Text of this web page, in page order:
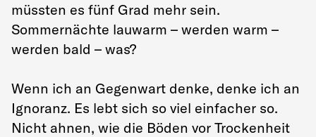
müssten es fünf Grad mehr sein.
Sommernächte lauwarm – werden warm –
werden bald – was?
Wenn ich an Gegenwart denke, denke ich an
Ignoranz. Es lebt sich so viel einfacher so.
Nicht ahnen, wie die Böden vor Trockenheit